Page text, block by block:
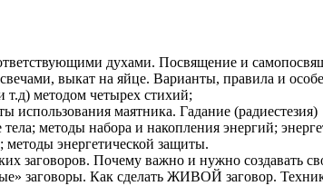
духами. Посвящение и
выкат на яйце. Варианты, правила и
методом четырех стихий;
использования маятника. Гадание
методы набора и накопления энергий;
методы энергетической защиты.
Почему важно и нужно создавать
заговоры. Как сделать ЖИВОЙ заговор.